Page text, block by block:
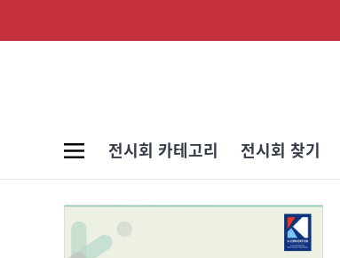
전시회 카테고리 전시회 찾기